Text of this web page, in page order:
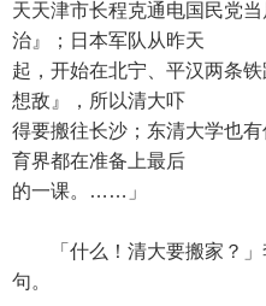
天天津市长程克通电国民党
治』；日本军队从昨天
起，开始在北宁、平汉两条
想敌』，所以清大吓
得要搬往长沙；东清大学也
育界都在准备上最后
的一课。……」
「什么！清大要搬家？」
句。